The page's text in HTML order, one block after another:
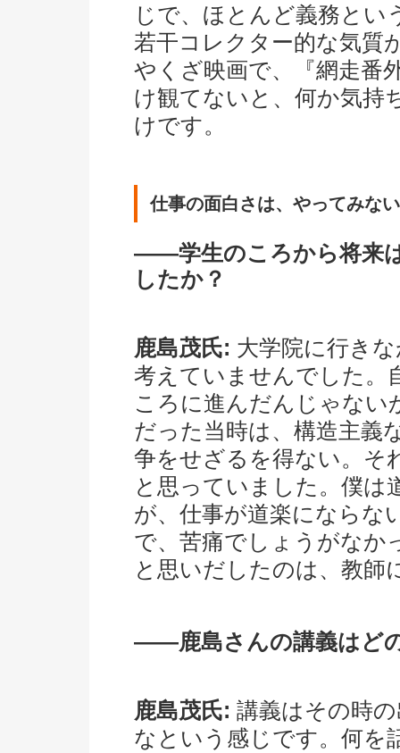
じで、ほとんど義務と
若干コレクター的な気質
やくざ映画で、『網走番
け観てないと、何か気持
けです。
仕事の面白さは、やってみな
――学生のころから将来
したか？
鹿島茂氏: 大学院に行き
考えていませんでした。
ころに進んだんじゃない
だった当時は、構造主義
争をせざるを得ない。そ
と思っていました。僕は
が、仕事が道楽にならな
で、苦痛でしょうがなか
と思いだしたのは、教師
――鹿島さんの講義はど
鹿島茂氏: 講義はその時
なという感じです。何を